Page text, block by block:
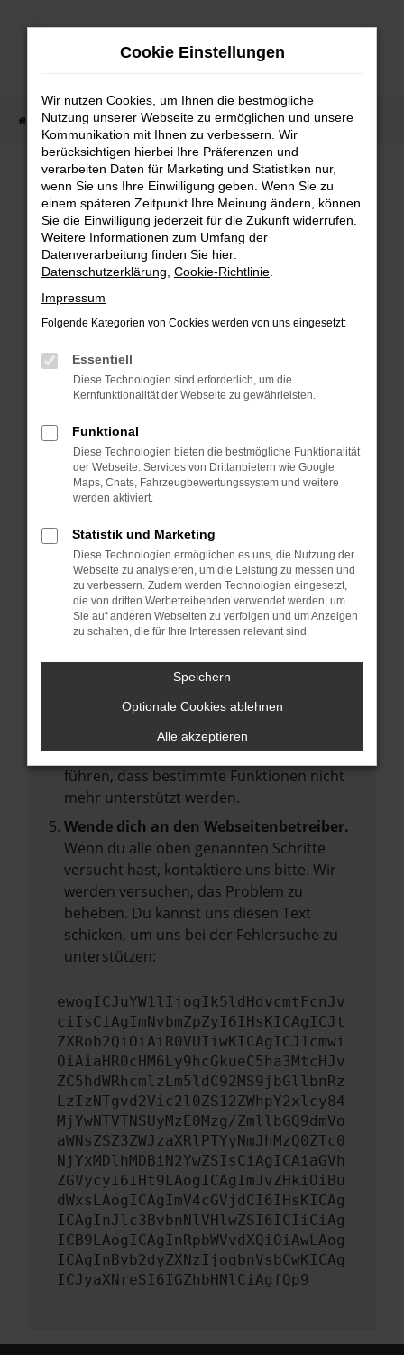
Zum
Startseite Fahrzeugangebote Fahrzeugmarkt
Fahrzeugmarkt
Fehler: Network Error
Beim Laden ist ein Fehler aufgetreten.
Hier sind ein paar Tipps, die dir helfen können:
Überprüfe deine Firewall und deine
Internetverbindung.
deine Suchmaschine?
Prüfe deine Browsererweiterungen.
Manche Erweiterungen, wie Werbeblocker,
können das Laden bestimmter Seiten
anderen Browser oder in einem privaten
Fenster?
Starte dein Gerät neu.
Das kann manchmal helfen,
vorübergehende Probleme zu beheben.
Stelle sicher, dass dein Browser und dein
Betriebssystem auf dem neuesten Stand
Veraltete Software birgt nicht nur ein
Sicherheitsrisiko, sondern kann auch dazu
führen, dass bestimmte Funktionen nicht
mehr unterstützt werden.
Wende dich an den Webseitenbetreiber.
Wenn du alle oben genannten Schritte
versucht hast, kontaktiere uns bitte. Wir
werden versuchen, das Problem zu
beheben. Du kannst uns diesen Text
schicken, um uns bei der Fehlersuche zu
unterstützen:
ewogICJuYW1lIjogIk5ldHdvcmtFcnJv
ciIsCiAgImNvbmZpZyI6IHsKICAgICJt
ZXRob2QiOiAiR0VUIiwKICAgICJ1cmwi
OiAiaHR0cHM6Ly9hcGkueC5ha3MtcHJv
ZC5hdWRhcmlzLm5ldC92MS9jbGllbnRz
LzIzNTgvd2Vic2l0ZS12ZWhpY2xlcy84
MjYwNTVTNSUyMzE0Mzg/ZmllbGQ9dmVo
aWNsZSZ3ZWJzaXRlPTYyNmJhMzQ0ZTc0
NjYxMDlhMDBiN2YwZSIsCiAgICAiaGVh
ZGVycyI6IHt9LAogICAgImJvZHkiOiBu
dWxsLAogICAgImV4cGVjdCI6IHsKICAg
ICAgInJlc3BvbnNlVHlwZSI6ICIiCiAg
ICB9LAogICAgInRpbWVvdXQiOiAwLAog
ICAgInByb2dyZXNzIjogbnVsbCwKICAg
ICJyaXNreSI6IGZhbHNlCiAgfQp9
Cookie Einstellungen
Wir nutzen Cookies, um Ihnen die bestmögliche
Nutzung unserer Webseite zu ermöglichen und unsere
Kommunikation mit Ihnen zu verbessern. Wir
berücksichtigen hierbei Ihre Präferenzen und
verarbeiten Daten für Marketing und Statistiken nur,
wenn Sie uns Ihre Einwilligung geben. Wenn Sie zu
einem späteren Zeitpunkt Ihre Meinung ändern, können
Sie die Einwilligung jederzeit für die Zukunft widerrufen.
Weitere Informationen zum Umfang der
Datenverarbeitung finden Sie hier:
Datenschutzerklärung Cookie-Richtlinie
Impressum
Folgende Kategorien von Cookies werden von uns eingesetzt:
Essentiell
Diese Technologien sind erforderlich, um die
Kernfunktionalität der Webseite zu gewährleisten.
Funktional
Diese Technologien bieten die bestmögliche Funktionalität
der Webseite. Services von Drittanbietern wie Google
Maps, Chats, Fahrzeugbewertungssystem und weitere
werden aktiviert.
Statistik und Marketing
Diese Technologien ermöglichen es uns, die Nutzung der
Webseite zu analysieren, um die Leistung zu messen und
zu verbessern. Zudem werden Technologien eingesetzt,
die von dritten Werbetreibenden verwendet werden, um
Sie auf anderen Webseiten zu verfolgen und um Anzeigen
zu schalten, die für Ihre Interessen relevant sind.
Speichern
Optionale Cookies ablehnen
Alle akzeptieren